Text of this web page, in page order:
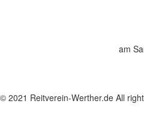
am
© 2021 Reitverein-Werther.de All